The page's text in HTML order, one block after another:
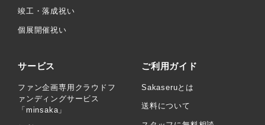
竣工・落成祝い
個展開催祝い
サービス
ファン企画専用クラウドフ
ァンディングサービス
「minsaka」
ご利用ガイド
Sakaseruとは
送料について